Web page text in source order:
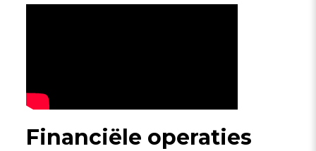
Financiële operaties